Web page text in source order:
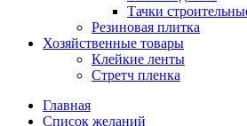
Тачки
Резиновая плитка
Хозяйственные товары
Клейкие ленты
Стретч пленка
Главная
Список желаний